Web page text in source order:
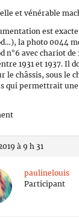
et vénérable
est
la photo 0044
n°6 avec chariot de
1931 et 1937. Il
le châssis, sous le
qui permettrait
à 9 h 31
paulinelouis
Participant